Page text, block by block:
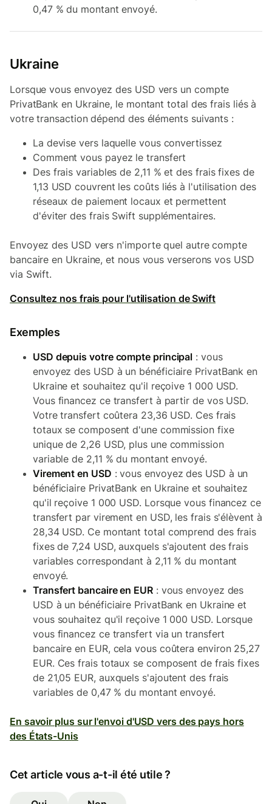
0,47 % du montant envoyé.
Ukraine
Lorsque vous envoyez des USD vers un compte
PrivatBank en Ukraine, le montant total des frais liés à
votre transaction dépend des éléments suivants :
La devise vers laquelle vous convertissez
Comment vous payez le transfert
Des frais variables de 2,11 % et des frais fixes de
1,13 USD couvrent les coûts liés à l'utilisation des
réseaux de paiement locaux et permettent
d'éviter des frais Swift supplémentaires.
Envoyez des USD vers n'importe quel autre compte
bancaire en Ukraine, et nous vous verserons vos USD
via Swift.
Consultez nos frais pour l'utilisation de Swift
Exemples
USD depuis votre compte principal : vous
envoyez des USD à un bénéficiaire PrivatBank en
Ukraine et souhaitez qu'il reçoive 1 000 USD.
Vous financez ce transfert à partir de vos USD.
Votre transfert coûtera 23,36 USD. Ces frais
totaux se composent d'une commission fixe
unique de 2,26 USD, plus une commission
variable de 2,11 % du montant envoyé.
Virement en USD : vous envoyez des USD à un
bénéficiaire PrivatBank en Ukraine et souhaitez
qu'il reçoive 1 000 USD. Lorsque vous financez ce
transfert par virement en USD, les frais s'élèvent à
28,34 USD. Ce montant total comprend des frais
fixes de 7,24 USD, auxquels s'ajoutent des frais
variables correspondant à 2,11 % du montant
envoyé.
Transfert bancaire en EUR: vous envoyez des
USD à un bénéficiaire PrivatBank en Ukraine et
vous souhaitez qu'il reçoive 1 000 USD. Lorsque
vous financez ce transfert via un transfert
bancaire en EUR, cela vous coûtera environ 25,27
EUR. Ces frais totaux se composent de frais fixes
de 21,05 EUR, auxquels s'ajoutent des frais
variables de 0,47 % du montant envoyé.
En savoir plus sur l'envoi d'USD vers des pays hors
des États-Unis
Cet article vous a-t-il été utile ?